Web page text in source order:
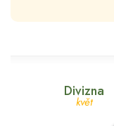
Divizna
květ